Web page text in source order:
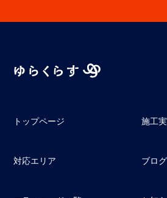
トップページ
対応エリア
施工
ブログ